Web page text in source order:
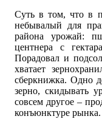
Суть в том, что в
небывалый для
района урожай:
центнера с
Порадовал и
хватает
сберкнижка. Одно
зерно, скидывать
совсем другое –
конъюнктуре рынка.